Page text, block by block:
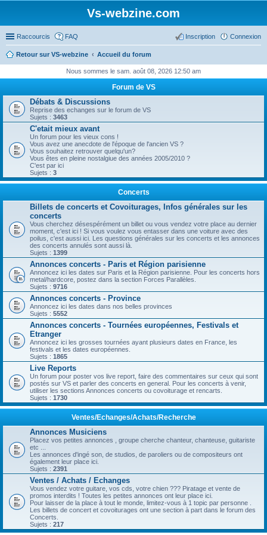
Vs-webzine.com
Raccourcis FAQ Connexion
Inscription
Retour sur VS-webzine Accueil du forum
Nous sommes le sam. août 08, 2026 12:50 am
Forum de VS
Débats & Discussions
Reprise des echanges sur le forum de VS
Sujets : 3463
C'etait mieux avant
Un forum pour les vieux cons !
Vous avez une anecdote de l'époque de l'ancien VS ?
Vous souhaitez retrouver quelqu'un?
Vous êtes en pleine nostalgiue des années 2005/2010 ?
C'est par ici
Sujets : 3
Concerts
Billets de concerts et Covoiturages, Infos générales sur les
concerts
Vous cherchez désespérément un billet ou vous vendez votre place au dernier
moment, c'est ici ! Si vous voulez vous entasser dans une voiture avec des
poilus, c'est aussi ici. Les questions générales sur les concerts et les annonces
des concerts annulés sont aussi là.
Sujets : 1399
Annonces concerts - Paris et Région parisienne
Annoncez ici les dates sur Paris et la Région parisienne. Pour les concerts hors
metal/hardcore, postez dans la section Forces Parallèles.
Sujets : 9716
Annonces concerts - Province
Annoncez ici les dates dans nos belles provinces
Sujets : 5552
Annonces concerts - Tournées européennes, Festivals et
Etranger
Annoncez ici les grosses tournées ayant plusieurs dates en France, les
festivals et les dates européennes.
Sujets : 1865
Live Reports
Un forum pour poster vos live report, faire des commentaires sur ceux qui sont
postés sur VS et parler des concerts en general. Pour les concerts à venir,
utiliser les sections Annonces concerts ou covoiturage et rencarts.
Sujets : 1730
Ventes/Echanges/Achats/Recherche
Annonces Musiciens
Placez vos petites annonces , groupe cherche chanteur, chanteuse, guitariste
etc ...
Les annonces d'ingé son, de studios, de paroliers ou de compositeurs ont
également leur place ici.
Sujets : 2391
Ventes / Achats / Echanges
Vous vendez votre guitare, vos cds, votre chien ??? Piratage et vente de
promos interdits ! Toutes les petites annonces ont leur place ici.
Pour laisser de la place à tout le monde, limitez-vous à 1 topic par personne .
Les billets de concert et covoiturages ont une section à part dans le forum des
Concerts.
Sujets : 217